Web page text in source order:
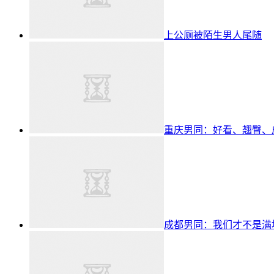
上公厕被陌生男人尾随
重庆男同：好看、翘臀、
成都男同：我们才不是满